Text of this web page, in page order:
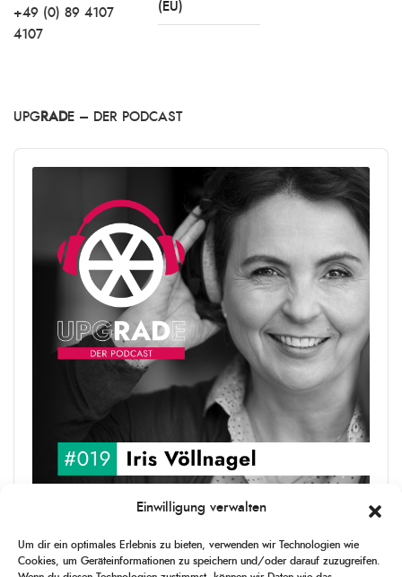
Einwilligung verwalten
Um dir ein optimales Erlebnis zu bieten, verwenden wir Technologien wie
Cookies, um Geräteinformationen zu speichern und/oder darauf zuzugreifen.
+49 (0) 89 4107
4107
(EU)
UPG RADE – DER PODCAST
Audio
Iris Völlnagel hat schon auf unterschiedlichen Kontinenten gelebt
und gearbeitet, spricht mehrere Sprachen und berichtet